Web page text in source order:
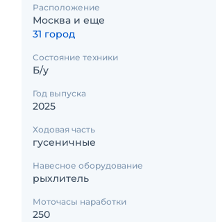
Расположение
Москва и еще
31 город
Состояние техники
Б/у
Год выпуска
2025
Ходовая часть
гусеничные
Навесное оборудование
рыхлитель
Моточасы наработки
250